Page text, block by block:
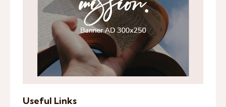
Useful Links